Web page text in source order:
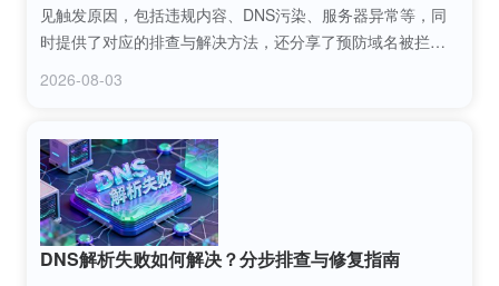
见触发原因，包括违规内容、DNS污染、服务器异常等，同
时提供了对应的排查与解决方法，还分享了预防域名被拦截
2026-08-03
DNS解析失败如何解决？分步排查与修复指南